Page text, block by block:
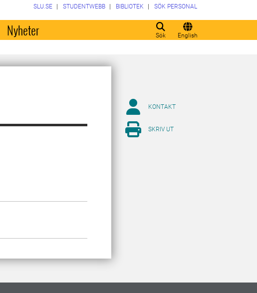
Sök English
SLU.SE STUDENTWEBB BIBLIOTEK SÖK PERSONAL
Nyheter
KONTAKT
SKRIV UT